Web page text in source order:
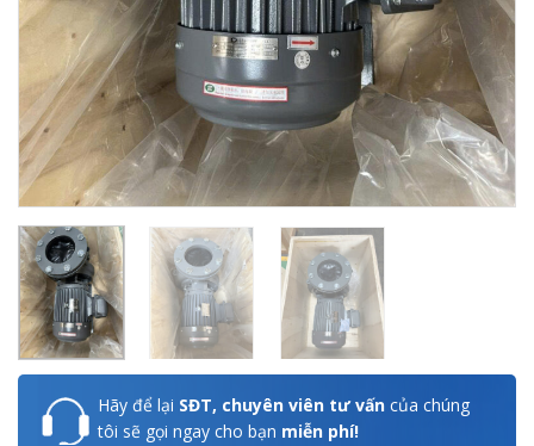
Hãy để lại SĐT, chuyên viên tư vấn của chúng
tôi sẽ gọi ngay cho bạn miễn phí!